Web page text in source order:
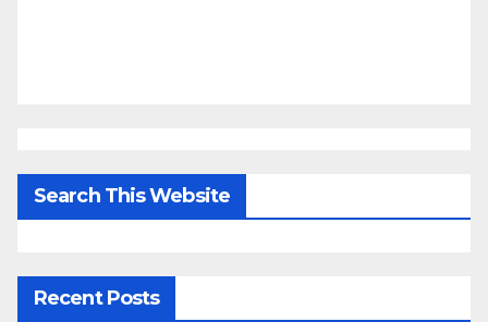
Search This Website
Recent Posts